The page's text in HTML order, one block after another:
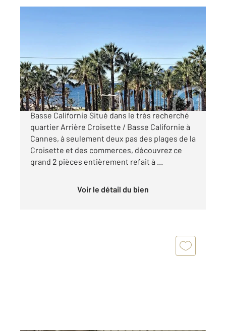
Appartement F2 à vendre
430 000 €
À VENDRE Cannes, quartier Arrière Croisette /
Basse Californie Situé dans le très recherché
quartier Arrière Croisette / Basse Californie à
Cannes, à seulement deux pas des plages de la
Croisette et des commerces, découvrez ce
grand 2 pièces entièrement refait à ...
Voir le détail du bien